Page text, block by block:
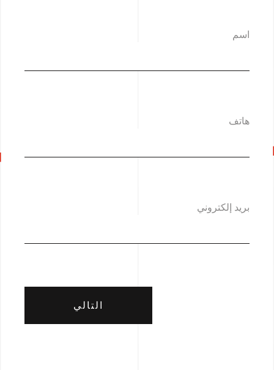
اسم
هاتف
بريد إلكتروني
التالي